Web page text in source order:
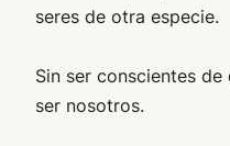
seres de otra especie.
Sin ser conscientes
ser nosotros.